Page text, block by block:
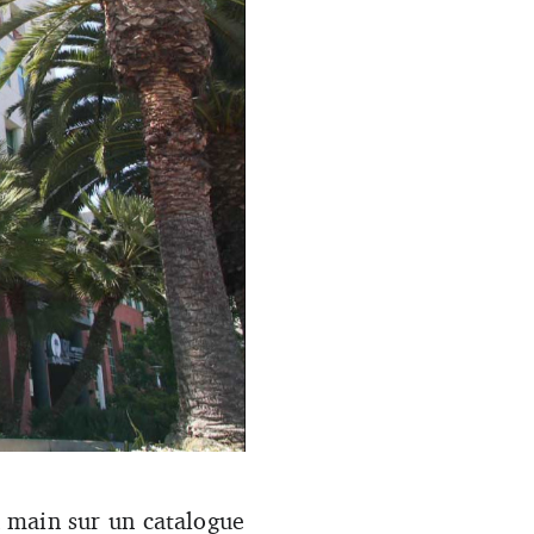
sur un catalogue